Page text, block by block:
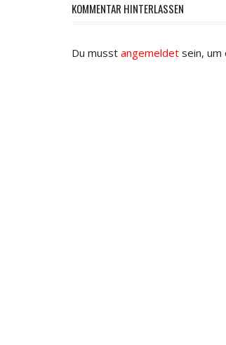
KOMMENTAR HINTERLASSEN
Du musst angemeldet sein, um